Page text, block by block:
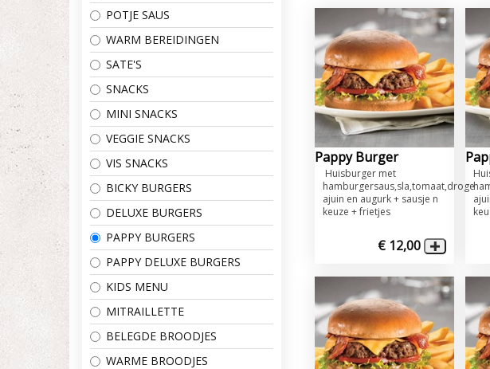
POTJE SAUS
WARM BEREIDINGEN
SATE'S
SNACKS
MINI SNACKS
VEGGIE SNACKS
VIS SNACKS
BICKY BURGERS
DELUXE BURGERS
PAPPY BURGERS
PAPPY DELUXE BURGERS
KIDS MENU
MITRAILLETTE
BELEGDE BROODJES
WARME BROODJES
Pappy Burger
Huisburger met
hamburgersaus,sla,tomaat,droge
ajuin en augurk + sausje n
keuze + frietjes
€ 12,00